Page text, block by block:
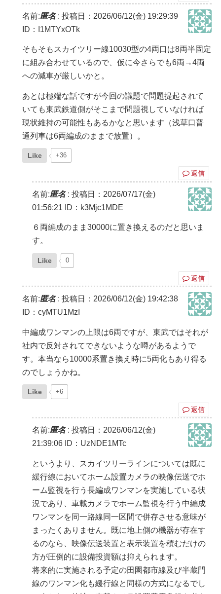
名前:匿名: 投稿日：2026/06/12(金) 19:29:39
ID：I1MTYxOTk
そもそもスカイツリー線10030型の4両口は8両半固定
に組み合わせているので、仮に今さらでも6両→4両
への減車が厳しいかと。
あとは極端な話ですが今回の議題で問題提起されて
いても東武鉄道側がそこまで問題視していなければ
現状維持の可能性もあるかなと思います（浅草口普
通列車は6両編成のままで放置）。
Like +36
返信
名前:匿名: 投稿日：2026/07/17(金)
01:56:21
ID：k3Mjc1MDE
６両編成のまま30000に置き換えるのだと思いま
す。
Like 0
返信
名前:匿名: 投稿日：2026/06/12(金) 19:42:38
ID：cyMTU1MzI
中編成ワンマンの上限は6両ですが、東武ではそれが
社内で反対されてできないような噂があるようで
す。本当なら10000系置き換え時に5両化もあり得る
のでしょうかね。
Like +6
返信
名前:匿名: 投稿日：2026/06/12(金)
21:39:06 ID：UzNDE1MTc
というより、スカイツリーラインについては既に
緩行線においてホーム設置カメラの映像伝送でホ
ーム監視を行う長編成ワンマンを実施している状
況であり、車載カメラでホーム監視を行う中編成
ワンマンを同一路線同一区間で併存させる意味が
まったくありません。既に地上側の機器が存在す
るのなら、映像伝送装置と表示装置を積むだけの
方が圧倒的に設備投資額は抑えられます。
将来的に実施される予定の田園都市線及び半蔵門
線のワンマン化も緩行線と同様の方式になるでし